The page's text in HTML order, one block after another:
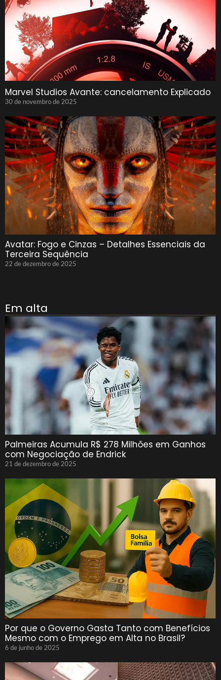
Marvel Studios Avante: cancelamento Explicado
30 de novembro de 2025
Avatar: Fogo e Cinzas – Detalhes Essenciais da
Terceira Sequência
22 de dezembro de 2025
Em alta
Palmeiras Acumula R$ 278 Milhões em Ganhos
com Negociação de Endrick
21 de dezembro de 2025
Por que o Governo Gasta Tanto com Benefícios
Mesmo com o Emprego em Alta no Brasil?
6 de junho de 2025